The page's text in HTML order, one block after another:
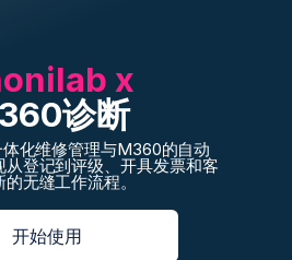
x
诊断
体化维修管理与M360的自动
从登记到评级、开具发票和客
的无缝工作流程。
开始使用